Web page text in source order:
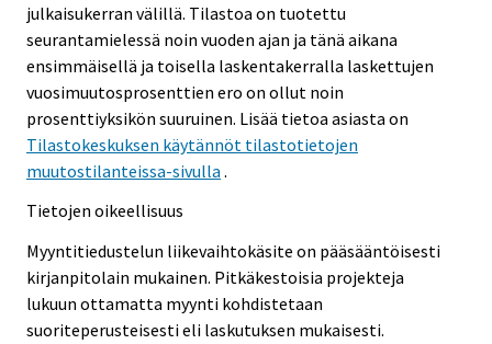
julkaisukerran välillä. Tilastoa on tuotettu
seurantamielessä noin vuoden ajan ja tänä aikana
ensimmäisellä ja toisella laskentakerralla laskettujen
vuosimuutosprosenttien ero on ollut noin
prosenttiyksikön suuruinen. Lisää tietoa asiasta on
Tilastokeskuksen käytännöt tilastotietojen
muutostilanteissa-sivulla .
Tietojen oikeellisuus
Myyntitiedustelun liikevaihtokäsite on pääsääntöisesti
kirjanpitolain mukainen. Pitkäkestoisia projekteja
lukuun ottamatta myynti kohdistetaan
suoriteperusteisesti eli laskutuksen mukaisesti.